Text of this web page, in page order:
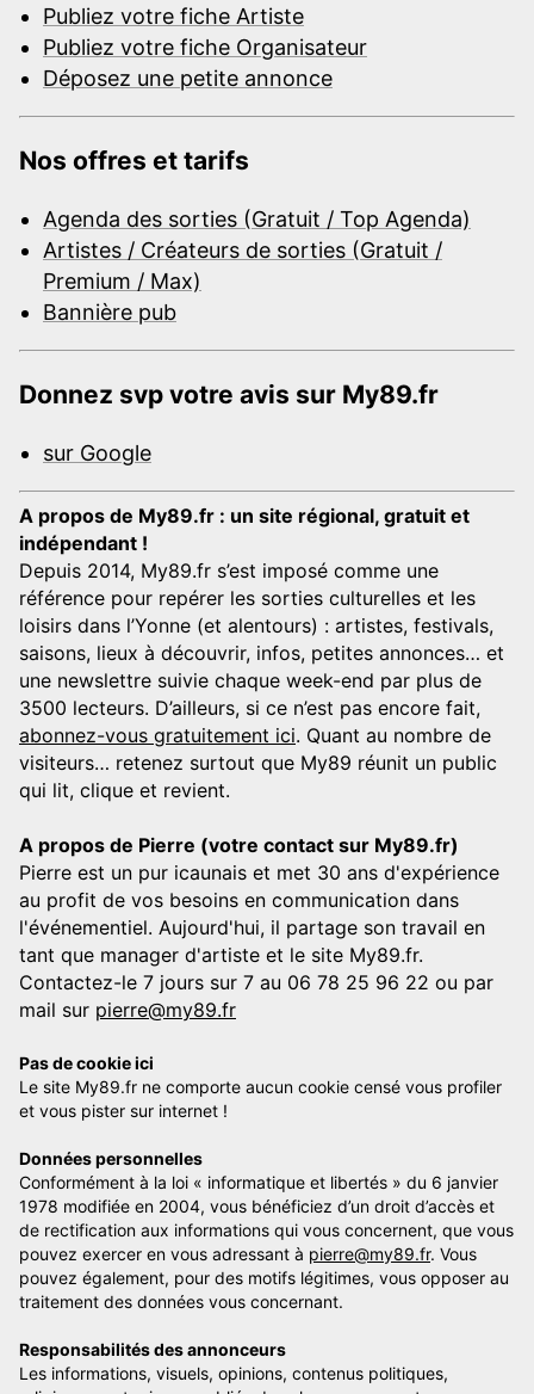
Publiez votre fiche Artiste
Publiez votre fiche Organisateur
Déposez une petite annonce
Nos offres et tarifs
Agenda des sorties (Gratuit / Top Agenda)
Artistes / Créateurs de sorties (Gratuit /
Premium / Max)
Bannière pub
Donnez svp votre avis sur My89.fr
sur Google
A propos de My89.fr : un site régional, gratuit et
indépendant !
Depuis 2014, My89.fr s’est imposé comme une
référence pour repérer les sorties culturelles et les
loisirs dans l’Yonne (et alentours) : artistes, festivals,
saisons, lieux à découvrir, infos, petites annonces… et
une newslettre suivie chaque week-end par plus de
3500 lecteurs. D’ailleurs, si ce n’est pas encore fait,
abonnez-vous gratuitement ici. Quant au nombre de
visiteurs… retenez surtout que My89 réunit un public
qui lit, clique et revient.
A propos de Pierre (votre contact sur My89.fr)
Pierre est un pur icaunais et met 30 ans d'expérience
au profit de vos besoins en communication dans
l'événementiel. Aujourd'hui, il partage son travail en
tant que manager d'artiste et le site My89.fr.
Contactez-le 7 jours sur 7 au 06 78 25 96 22 ou par
mail sur pierre@my89.fr
Pas de cookie ici
Le site My89.fr ne comporte aucun cookie censé vous profiler
et vous pister sur internet !
Données personnelles
Conformément à la loi « informatique et libertés » du 6 janvier
1978 modifiée en 2004, vous bénéficiez d’un droit d’accès et
de rectification aux informations qui vous concernent, que vous
pouvez exercer en vous adressant à pierre@my89.fr. Vous
pouvez également, pour des motifs légitimes, vous opposer au
traitement des données vous concernant.
Responsabilités des annonceurs
Les informations, visuels, opinions, contenus politiques,